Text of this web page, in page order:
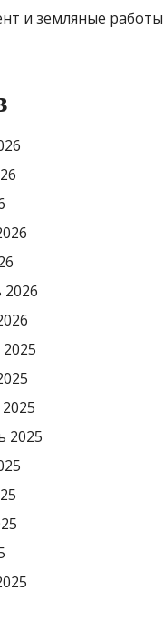
и земляные работы
2025